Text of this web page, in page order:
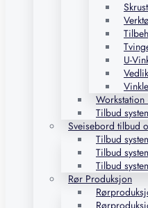
U-
Tilbud
Sveisebord tilbud
Tilbud
Tilbud
Tilbud
Rør Produksjon